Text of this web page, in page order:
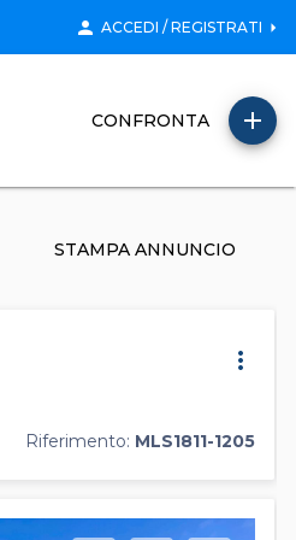
person ACCEDI / REGISTRATI arrow_right
CONFRONTA add
STAMPA ANNUNCIO
Riferimento: MLS1811-1205
more_vert